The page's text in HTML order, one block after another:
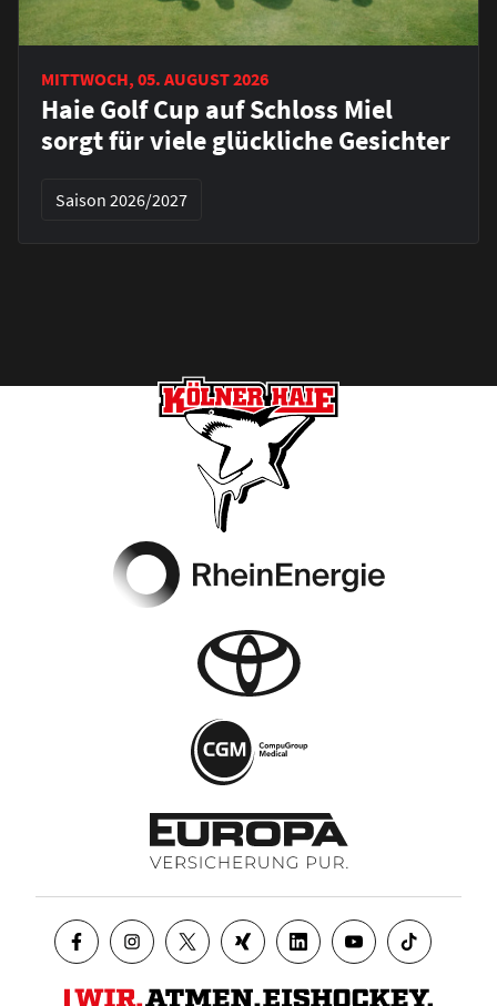
MITTWOCH, 05. AUGUST 2026
Haie Golf Cup auf Schloss Miel
sorgt für viele glückliche Gesichter
Saison 2026/2027